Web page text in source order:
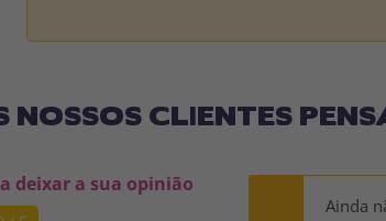
NOSSOS CLIENTES
deixar a sua opinião
Ainda